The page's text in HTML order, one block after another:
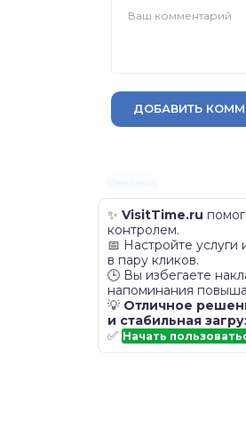
ДОБАВИТЬ
✨ VisitTime.ru
контролем.
📅 Настройте
в пару кликов.
🕒 Вы избегаете
напоминания
💡 Отличное
и стабильная
✅ Начать